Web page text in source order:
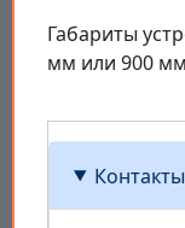
Габариты
мм или 900
Контакты